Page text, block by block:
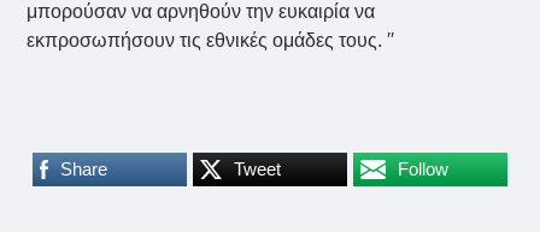
μπορούσαν να αρνηθούν την ευκαιρία να
εκπροσωπήσουν τις εθνικές ομάδες τους. ′′
Share Tweet Follow